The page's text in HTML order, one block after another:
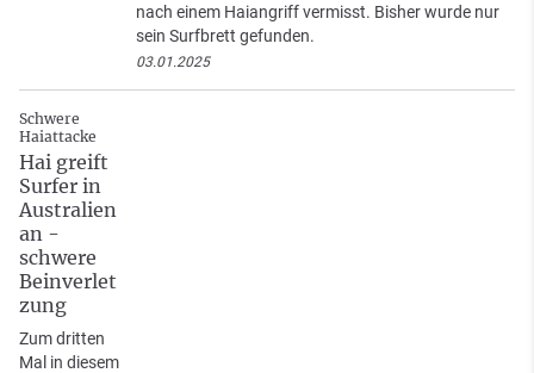
nach einem Haiangriff vermisst. Bisher wurde nur
sein Surfbrett gefunden.
03.01.2025
Schwere
Haiattacke
Hai greift
Surfer in
Australien
an -
schwere
Beinverlet
zung
Zum dritten
Mal in diesem